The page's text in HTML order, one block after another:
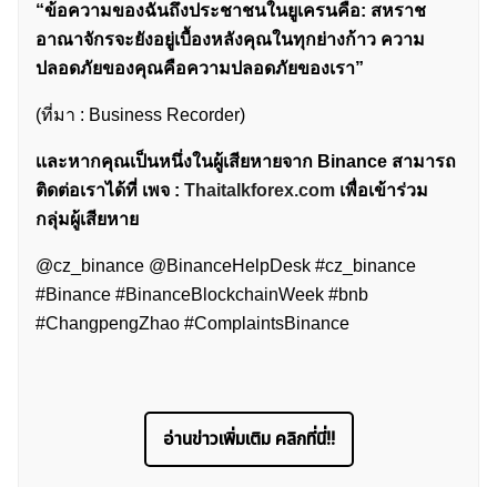
ค้นหา
สำหรับ:
“ข้อความของฉันถึงประชาชนในยูเครนคือ: สหราช
อาณาจักรจะยังอยู่เบื้องหลังคุณในทุกย่างก้าว ความ
ปลอดภัยของคุณคือความปลอดภัยของเรา”
(ที่มา : Business Recorder)
เเละหากคุณเป็นหนึ่งในผู้เสียหายจาก Binance สามารถ
ติดต่อเราได้ที่ เพจ : Thaitalkforex.com เพื่อเข้าร่วม
กลุ่มผู้เสียหาย
@cz_binance @BinanceHelpDesk #cz_binance
#Binance #BinanceBlockchainWeek #bnb
#ChangpengZhao #ComplaintsBinance
อ่านข่าวเพิ่มเติม คลิกที่นี่!!